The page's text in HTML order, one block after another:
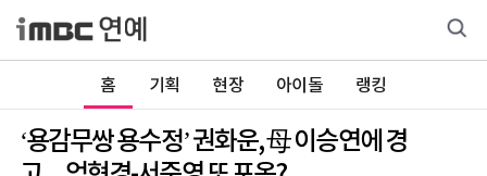
홈 기획 현장 아이돌 랭킹
‘용감무쌍 용수정’ 권화운, 母 이승연에 경